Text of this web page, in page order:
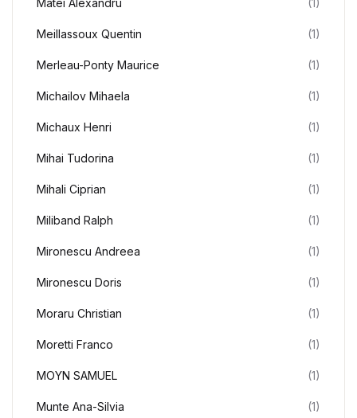
Meillassoux Quentin (1)
Merleau-Ponty Maurice (1)
Michailov Mihaela (1)
Michaux Henri (1)
Mihai Tudorina (1)
Mihali Ciprian (1)
Miliband Ralph (1)
Mironescu Andreea (1)
Mironescu Doris (1)
Moraru Christian (1)
Moretti Franco (1)
MOYN SAMUEL (1)
Munte Ana-Silvia (1)